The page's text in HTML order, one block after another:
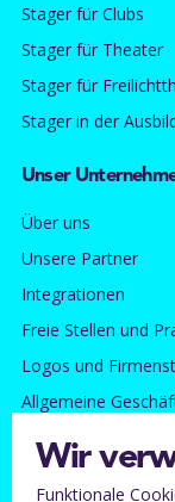
Stager für Clubs
Stager für Theater
Stager für
Stager in der
Unser
Über uns
Unsere Partner
Integrationen
Freie Stellen und
Logos und
Allgemeine
Impressum
Wir
Funktionale